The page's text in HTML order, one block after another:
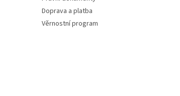
Doprava a platba
Věrnostní program